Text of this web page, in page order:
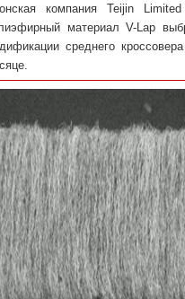
компания Teijin
материал V-Lap
среднего